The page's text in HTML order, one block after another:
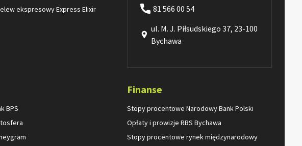
ekspresowy Express Elixir
81 566 00 54
ul. M. J. Piłsudskiego 37, 23-100
Bychawa
BPS
Finanse
Stopy procentowe Narodowy Bank Polski
Opłaty i prowizje RBS Bychawa
Stopy procentowe rynek międzynarodowy